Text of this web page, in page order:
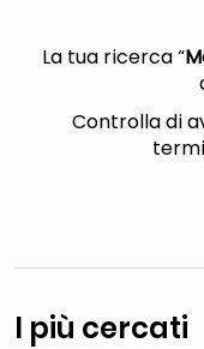
pattumiera
asciuga capelli
La tua ricerca “
Controlla di
I più cercati